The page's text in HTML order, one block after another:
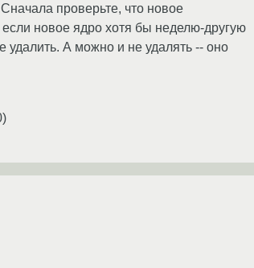
проверьте, что новое
если новое ядро хотя бы неделю-другую
удалить. А можно и не удалять -- оно
)